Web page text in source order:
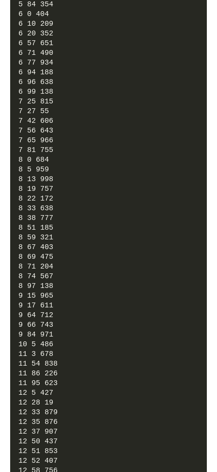
5 84 354
6 0 404
6 10 209
6 20 352
6 57 651
6 71 490
6 77 934
6 94 188
6 96 638
6 99 138
7 25 815
7 27 55
7 42 606
7 56 643
7 65 966
7 81 755
8 0 684
8 5 959
8 13 998
8 19 757
8 22 172
8 33 638
8 38 777
8 51 185
8 59 321
8 67 403
8 69 475
8 71 204
8 74 567
8 97 138
9 15 965
9 17 611
9 64 712
9 66 743
9 84 971
10 5 486
11 3 678
11 54 838
11 86 226
11 95 623
12 5 427
12 28 19
12 33 879
12 35 876
12 37 907
12 50 437
12 51 853
12 52 407